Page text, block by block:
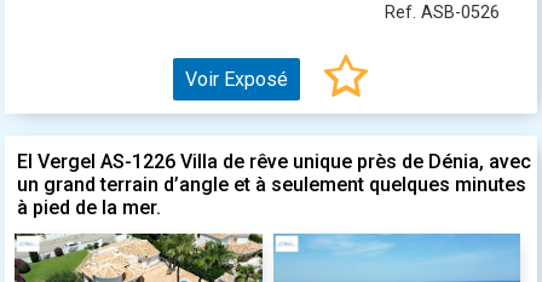
Ref. ASB-0526
Voir Exposé
El Vergel AS-1226 Villa de rêve unique près de Dénia, avec
un grand terrain d’angle et à seulement quelques minutes
à pied de la mer.